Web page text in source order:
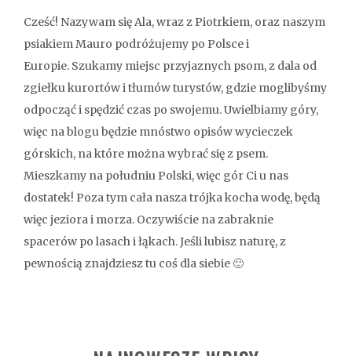
Cześć! Nazywam się Ala, wraz z Piotrkiem, oraz naszym
psiakiem Mauro podróżujemy po Polsce i
Europie. Szukamy miejsc przyjaznych psom, z dala od
zgiełku kurortów i tłumów turystów, gdzie moglibyśmy
odpocząć i spędzić czas po swojemu. Uwielbiamy góry,
więc na blogu będzie mnóstwo opisów wycieczek
górskich, na które można wybrać się z psem.
Mieszkamy na południu Polski, więc gór Ci u nas
dostatek! Poza tym cała nasza trójka kocha wodę, będą
więc jeziora i morza. Oczywiście na zabraknie
spacerów po lasach i łąkach. Jeśli lubisz naturę, z
pewnością znajdziesz tu coś dla siebie 🙂